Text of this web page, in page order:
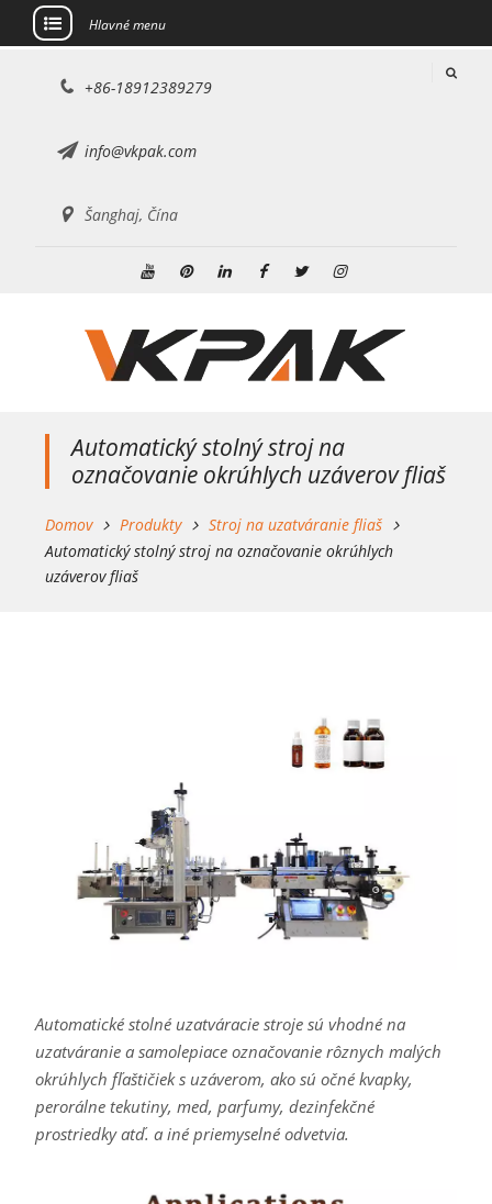
Hlavné menu
+86-18912389279
info@vkpak.com
Šanghaj, Čína
Automatický stolný stroj na
označovanie okrúhlych uzáverov fliaš
Domov Produkty
Stroj na uzatváranie fliaš
Automatický stolný stroj na označovanie okrúhlych
uzáverov fliaš
Automatické stolné uzatváracie stroje sú vhodné na
uzatváranie a samolepiace označovanie rôznych malých
okrúhlych fľaštičiek s uzáverom, ako sú očné kvapky,
perorálne tekutiny, med, parfumy, dezinfekčné
prostriedky atď. a iné priemyselné odvetvia.